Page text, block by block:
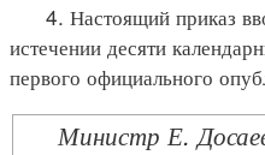
4. Настоящий приказ
истечении десяти
первого официального
Министр Е.